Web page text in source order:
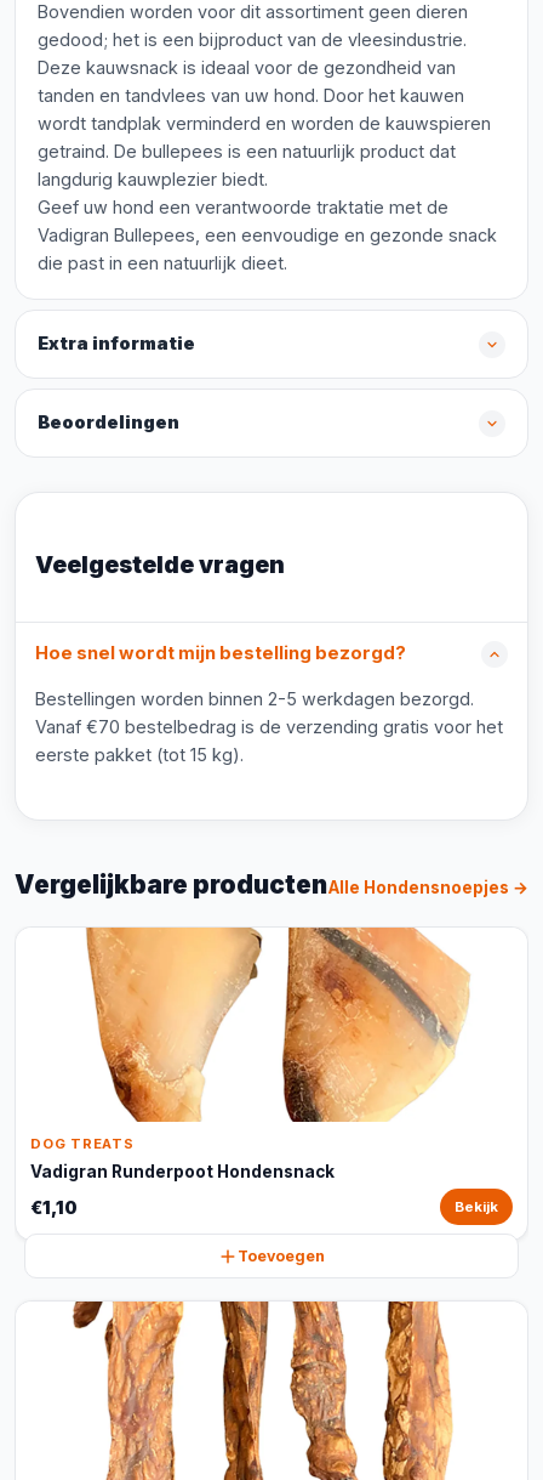
Bovendien worden voor dit assortiment geen dieren
gedood; het is een bijproduct van de vleesindustrie.
Deze kauwsnack is ideaal voor de gezondheid van
tanden en tandvlees van uw hond. Door het kauwen
wordt tandplak verminderd en worden de kauwspieren
getraind. De bullepees is een natuurlijk product dat
langdurig kauwplezier biedt.
Geef uw hond een verantwoorde traktatie met de
Vadigran Bullepees, een eenvoudige en gezonde snack
die past in een natuurlijk dieet.
Extra informatie
Beoordelingen
Veelgestelde vragen
Hoe snel wordt mijn bestelling bezorgd?
Bestellingen worden binnen 2-5 werkdagen bezorgd.
Vanaf €70 bestelbedrag is de verzending gratis voor het
eerste pakket (tot 15 kg).
Vergelijkbare productenAlle Hondensnoepjes →
DOG TREATS
Vadigran Runderpoot Hondensnack
€1,10 Bekijk
Toevoegen